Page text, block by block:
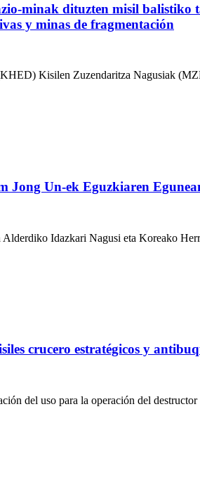
minak dituzten misil
y minas de fragmentación
Kisilen Zuzendaritza Nagusiak
Jong Un-ek Eguzkiaren
Idazkari Nagusi eta Koreako
crucero estratégicos y
del uso para la operación del